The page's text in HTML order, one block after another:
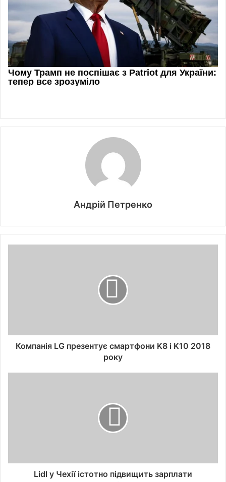
Андрій Петренко
Компанія LG презентує смартфони K8 і K10 2018
року
Lidl у Чехії істотно підвищить зарплати